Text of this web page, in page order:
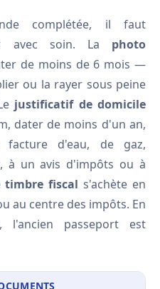
complétée, il faut
avec soin. La photo
de moins de 6 mois —
ou la rayer sous peine
justificatif de domicile
dater de moins d'un an,
d'eau, de gaz,
à un avis d'impôts ou à
timbre fiscal s'achète en
au centre des impôts. En
, l'ancien passeport est